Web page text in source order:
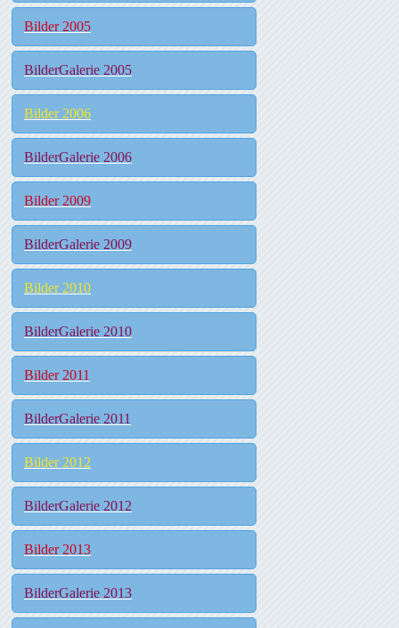
Bilder 2005
BilderGalerie 2005
Bilder 2006
BilderGalerie 2006
Bilder 2009
BilderGalerie 2009
Bilder 2010
BilderGalerie 2010
Bilder 2011
BilderGalerie 2011
Bilder 2012
BilderGalerie 2012
Bilder 2013
BilderGalerie 2013